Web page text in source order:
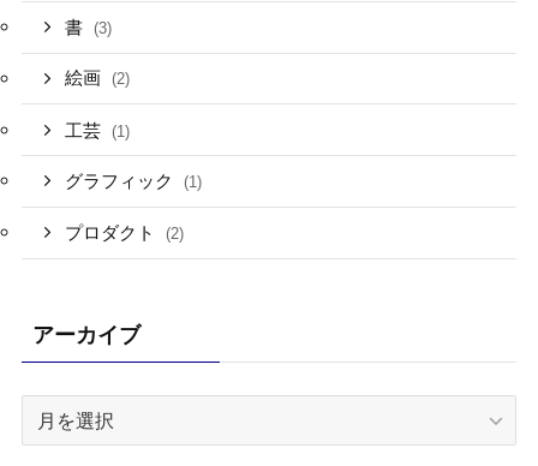
書 (3)
絵画 (2)
工芸 (1)
グラフィック (1)
プロダクト (2)
アーカイブ